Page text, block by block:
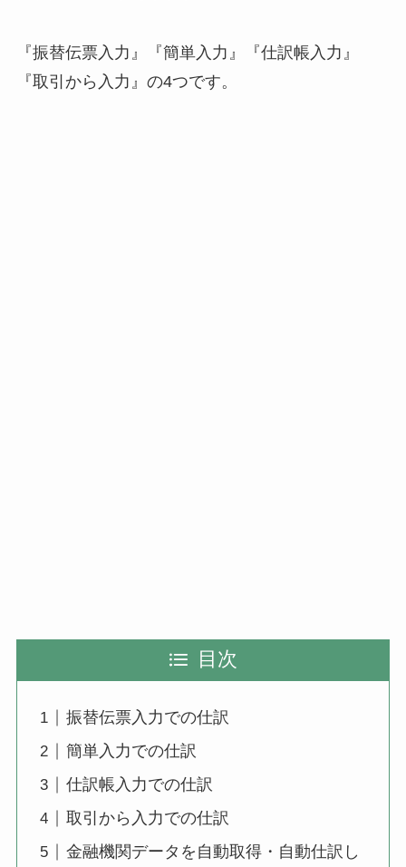
『振替伝票入力』『簡単入力』『仕訳帳入力』
『取引から入力』の4つです。
目次
振替伝票入力での仕訳
簡単入力での仕訳
仕訳帳入力での仕訳
取引から入力での仕訳
金融機関データを自動取得・自動仕訳し